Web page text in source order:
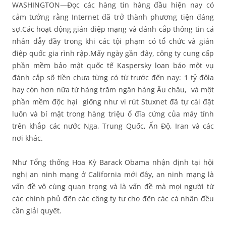
WASHINGTON—Đọc các hàng tin hàng đầu hiện nay có
cảm tưởng rằng Internet đã trở thành phương tiện đáng
sợ.Các hoạt động gián điệp mạng và đánh cắp thông tin cá
nhân dẫy đầy trong khi các tội phạm có tổ chức và gián
điệp quốc gia rình rập.Mấy ngày gần đây, công ty cung cấp
phần mềm bảo mật quốc tế Kaspersky loan báo một vụ
đánh cắp số tiền chưa từng có từ trước đến nay: 1 tỷ đôla
hay còn hơn nữa từ hàng trăm ngân hàng Âu châu, và một
phần mềm độc hại giống như vi rút Stuxnet đã tự cài đặt
luôn và bí mật trong hàng triệu ổ đĩa cứng của máy tính
trên khắp các nước Nga, Trung Quốc, Ấn Độ, Iran và các
nơi khác.
Như Tổng thống Hoa Kỳ Barack Obama nhận định tại hội
nghị an ninh mạng ở California mới đây, an ninh mạng là
vấn đề vô cùng quan trọng và là vấn đề mà mọi người từ
các chính phủ đến các công ty tư cho đến các cá nhân đều
cần giải quyết.